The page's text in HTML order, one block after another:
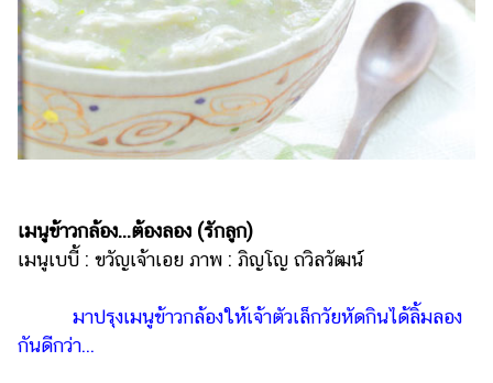
การ
เงิน
การ
ศึกษา
บันเทิง
ดู
หนัง
Music
Station
เมนูข้าวกล้อง...ต้องลอง (รักลูก)
เมนูเบบี้ : ขวัญเจ้าเอย ภาพ : ภิญโญ ถวิลวัฒน์
มาปรุงเมนูข้าวกล้องให้เจ้าตัวเล็กวัยหัดกินได้ลิ้มลอง
กันดีกว่า...